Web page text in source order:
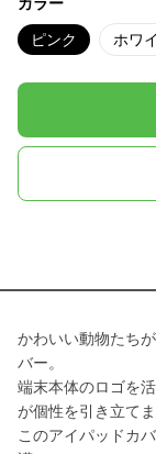
ピンク ホワ
かわいい動物たち
バー。
端末本体のロゴを
が個性を引き立てま
このアイパッドカ